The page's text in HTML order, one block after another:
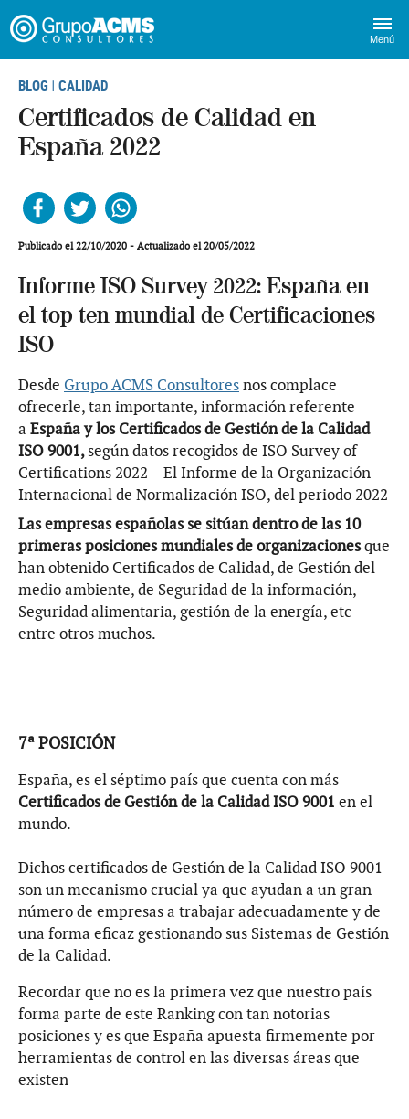
Menú
BLOG | CALIDAD
Certificados de Calidad en
España 2022
Publicado el 22/10/2020 - Actualizado el 20/05/2022
Informe ISO Survey 2022: España en
el top ten mundial de Certificaciones
ISO
Desde Grupo ACMS Consultoresnos complace
ofrecerle, tan importante, información referente
a España y los Certificados de Gestión de la Calidad
ISO 9001,según datos recogidos de ISO Survey of
Certifications 2022 – El Informe de la Organización
Internacional de Normalización ISO, del periodo 2022
Las empresas españolas se sitúan dentro de las 10
primeras posiciones mundiales de organizacionesque
han obtenido Certificados de Calidad, de Gestión del
medio ambiente, de Seguridad de la información,
Seguridad alimentaria, gestión de la energía, etc
entre otros muchos.
7ª POSICIÓN
España, es el séptimo país que cuenta con más
Certificados de Gestión de la Calidad ISO 9001 en el
mundo.
Dichos certificados de Gestión de la Calidad ISO 9001
son un mecanismo crucial ya que ayudan a un gran
número de empresas a trabajar adecuadamente y de
una forma eficaz gestionando sus Sistemas de Gestión
de la Calidad.
Recordar que no es la primera vez que nuestro país
forma parte de este Ranking con tan notorias
posiciones y es que España apuesta firmemente por
herramientas de control en las diversas áreas que
existen